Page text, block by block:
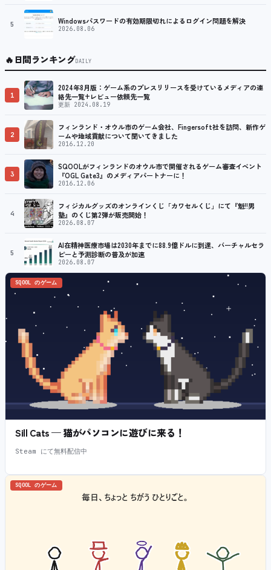
5 Windowsパスワードの有効期限切れによるログイン問題を解決
2026.08.06
🔥日間ランキングDAILY
1
2024年8月版：ゲーム系のプレスリリースを受けているメディアの連
絡先一覧+レビュー依頼先一覧
更新 2024.08.19
2
フィンランド・オウル市のゲーム会社、Fingersoft社を訪問、新作ゲ
ームや地域貢献について聞いてきました
2016.12.20
3
SQOOLがフィンランドのオウル市で開催されるゲーム審査イベント
『OGL Gate3』のメディアパートナーに！
2016.12.06
4
フィジカルグッズのオンラインくじ「カワセルくじ」にて『魁!!男
塾』のくじ第2弾が販売開始！
2026.08.07
5
AI在精神医療市場は2030年までに88.9億ドルに到達、バーチャルセラ
ピーと予測診断の普及が加速
2026.08.07
SQOOL のゲーム
Sill Cats — 猫がパソコンに遊びに来る！
Steam にて無料配信中
SQOOL のゲーム